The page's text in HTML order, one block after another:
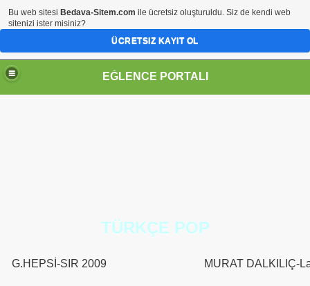
EĞLENCE PORTALI
TÜRKÇE POP
G.HEPSİ-SIR 2009 MURAT DALKILIÇ-
Bu web sitesi Bedava-Sitem.com ile ücretsiz oluşturuldu. Siz de kendi web
sitenizi ister misiniz?
ÜCRETSIZ KAYIT OL